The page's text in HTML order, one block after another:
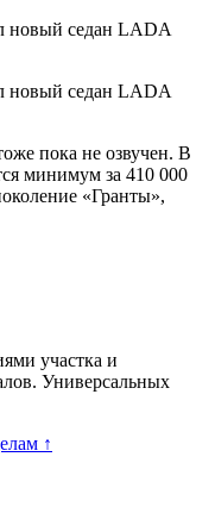
пока не озвучен. В
минимум за 410 000
«Гранты»,
участка и
Универсальных
↑